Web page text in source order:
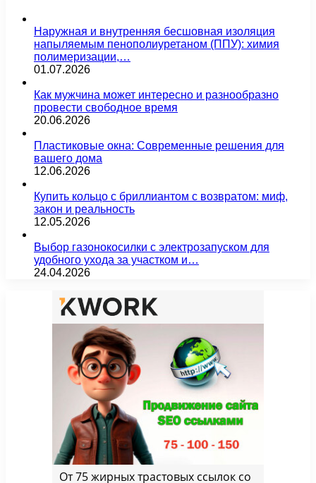
Наружная и внутренняя бесшовная изоляция
напыляемым пенополиуретаном (ППУ): химия
полимеризации,…
01.07.2026
Как мужчина может интересно и разнообразно
провести свободное время
20.06.2026
Пластиковые окна: Современные решения для
вашего дома
12.06.2026
Купить кольцо с бриллиантом с возвратом: миф,
закон и реальность
12.05.2026
Выбор газонокосилки с электрозапуском для
удобного ухода за участком и…
24.04.2026